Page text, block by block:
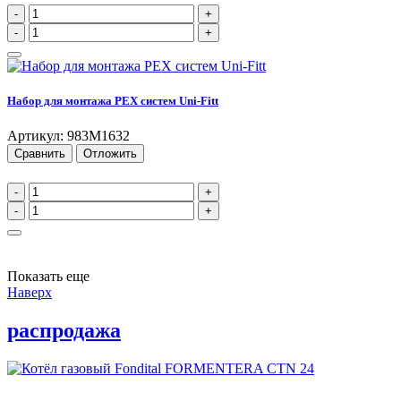
-
+
-
+
Набор для монтажа PEX систем Uni-Fitt
Артикул: 983M1632
Сравнить Отложить
-
+
-
+
Показать еще
Наверх
распродажа